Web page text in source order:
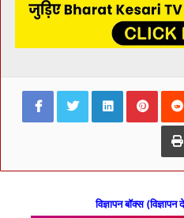
FacebookTwitterLinkedIn
विज्ञापन बॉक्स